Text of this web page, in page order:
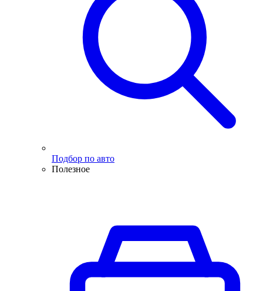
Подбор по авто
Полезное